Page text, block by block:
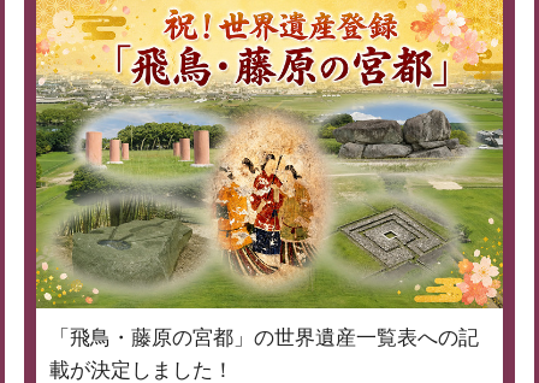
「飛鳥・藤原の宮都」の世界遺産一覧表への記
載が決定しました！